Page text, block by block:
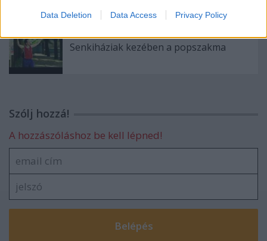
Data Deletion Data Access Privacy Policy
Senkiháziak kezében a popszakma
Szólj hozzá!
A hozzászóláshoz be kell lépned!